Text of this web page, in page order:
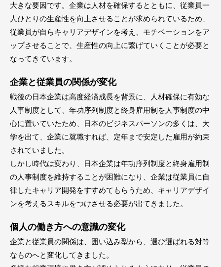
大きな要因です。企業は人材を確保するとともに、従業員一
人ひとりの生産性を向上させることが求められているため、
従業員が自らキャリアデザインを考え、モチベーションをア
ップさせることで、生産性の向上に繋げていくことが必要と
なってきています。
企業と従業員の関係が変化
戦後の日本企業は高度経済成長を背景に、人材確保に有効な
人事制度として、年功序列制度と終身雇用制を人事制度の中
心に置いていたため、日本のビジネスパーソンの多くは、大
学を出て、企業に就職すれば、定年まで安定した雇用が約束
されていました。
しかし時代は変わり、日本企業は年功序列制度と終身雇用制
の人事制度を維持することが困難になり、企業は従業員に自
律したキャリア開発をすすめてもらうため、キャリアデザイ
ンを考えるスキルをつけさせる必要が出てきました。
個人の働き方への意識の変化
企業と従業員の関係は、囲い込み型から、選び選ばれる対等
なものへと変化してきました。